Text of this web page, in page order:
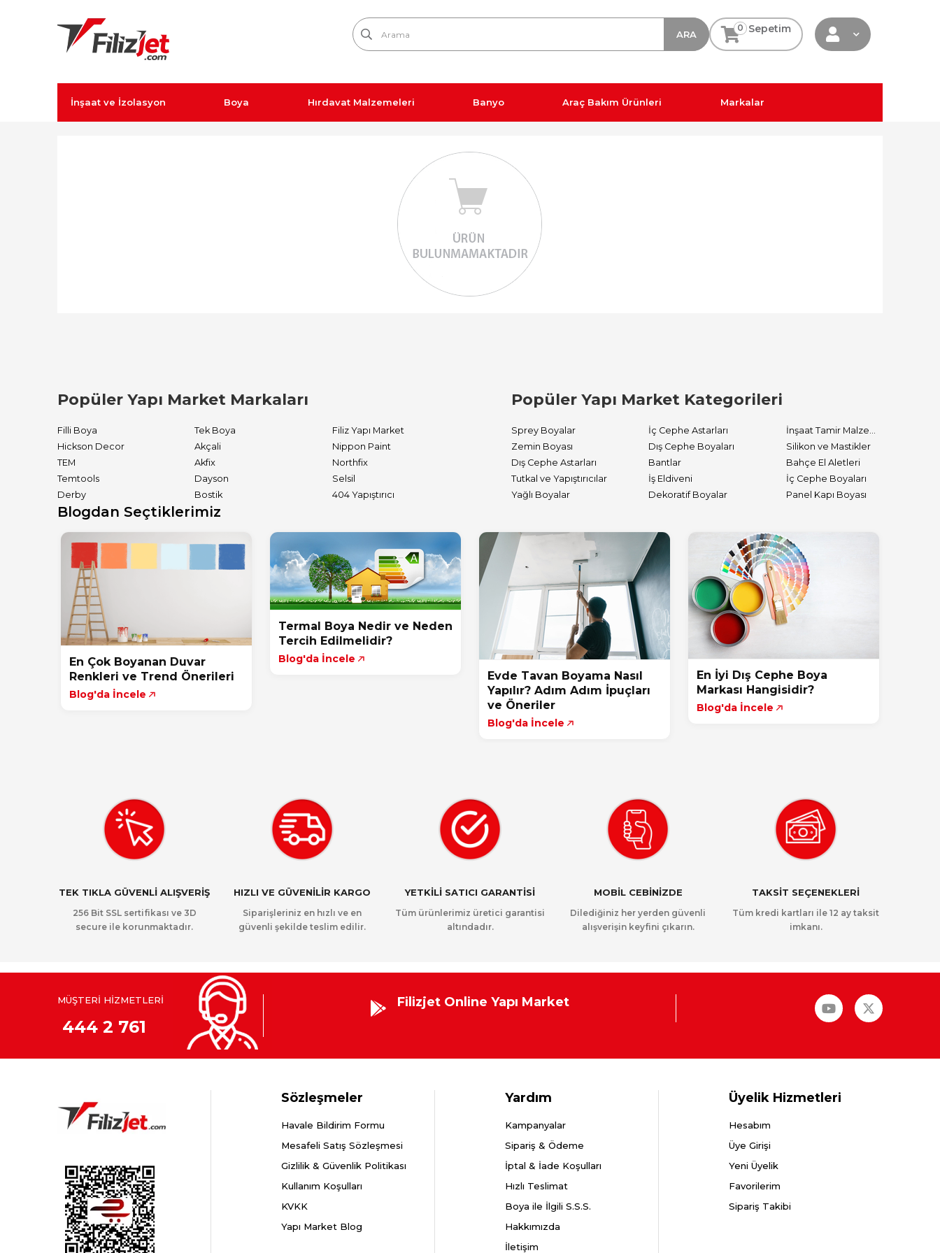
Sepetim
0
İnşaat ve İzolasyon Boya Hırdavat Malzemeleri Banyo Araç Bakım Ürünleri Markalar
Popüler Yapı Market Markaları
Filli Boya Tek Boya
Filiz Yapı Market
Hickson Decor
Akçali
Nippon Paint
TEM
Akfix
Northfix
Temtools
Dayson
Selsil
Derby
Bostik 404 Yapıştırıcı
Popüler Yapı Market Kategorileri
Sprey Boyalar İç Cephe Astarları
İnşaat Tamir Malzemeleri
Zemin Boyası
Dış Cephe Boyaları
Silikon ve Mastikler
Dış Cephe Astarları
Bantlar
Bahçe El Aletleri
Tutkal ve Yapıştırıcılar
İş Eldiveni
İç Cephe Boyaları
Yağlı Boyalar
Dekoratif Boyalar Panel Kapı Boyası
Blogdan Seçtiklerimiz
En Çok Boyanan Duvar
Renkleri ve Trend Önerileri
Blog'da İncele
Termal Boya Nedir ve Neden
Tercih Edilmelidir?
Blog'da İncele
Evde Tavan Boyama Nasıl
Yapılır? Adım Adım İpuçları
ve Öneriler
Blog'da İncele
En İyi Dış Cephe Boya
Markası Hangisidir?
Blog'da İncele
TEK TIKLA GÜVENLİ ALIŞVERİŞ
256 Bit SSL sertifikası ve 3D
secure ile korunmaktadır.
HIZLI VE GÜVENİLİR KARGO
Siparişleriniz en hızlı ve en
güvenli şekilde teslim edilir.
YETKİLİ SATICI GARANTİSİ
Tüm ürünlerimiz üretici garantisi
altındadır.
MOBİL CEBİNİZDE
Dilediğiniz her yerden güvenli
alışverişin keyfini çıkarın.
TAKSİT SEÇENEKLERİ
Tüm kredi kartları ile 12 ay taksit
imkanı.
MÜŞTERİ HİZMETLERİ
444 2 761
Filizjet Online Yapı Market
Sözleşmeler
Havale Bildirim Formu
Mesafeli Satış Sözleşmesi
Gizlilik & Güvenlik Politikası
Kullanım Koşulları
KVKK
Yapı Market Blog
Yardım
Kampanyalar
Sipariş & Ödeme
İptal & İade Koşulları
Hızlı Teslimat
Boya ile İlgili S.S.S.
Hakkımızda
İletişim
Üyelik Hizmetleri
Hesabım
Üye Girişi
Yeni Üyelik
Favorilerim
Sipariş Takibi